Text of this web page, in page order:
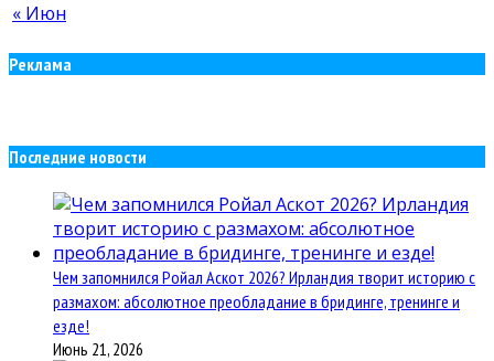
« Июн
Реклама
Последние новости
Чем запомнился Ройал Аскот 2026? Ирландия творит историю с
размахом: абсолютное преобладание в бридинге, тренинге и
езде!
Июнь 21, 2026